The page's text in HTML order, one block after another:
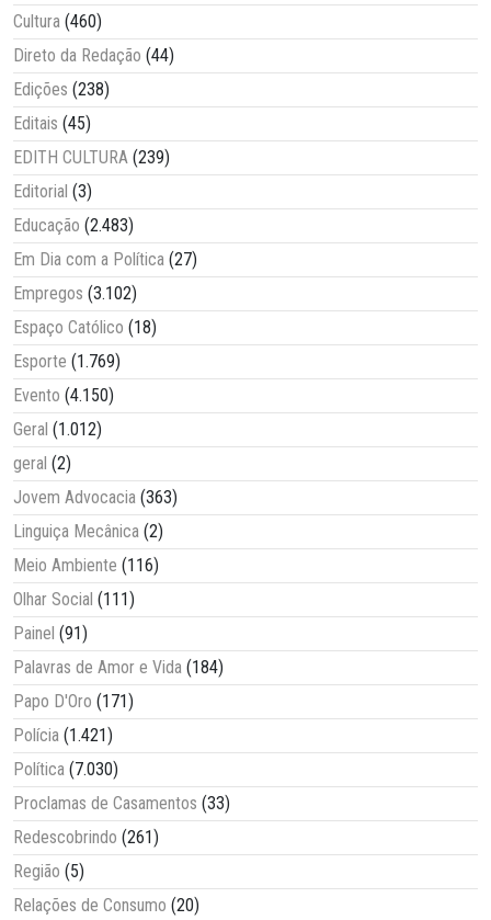
Cultura (460)
Direto da Redação (44)
Edições (238)
Editais (45)
EDITH CULTURA (239)
Editorial (3)
Educação (2.483)
Em Dia com a Política (27)
Empregos (3.102)
Espaço Católico (18)
Esporte (1.769)
Evento (4.150)
Geral (1.012)
geral (2)
Jovem Advocacia (363)
Linguiça Mecânica (2)
Meio Ambiente (116)
Olhar Social (111)
Painel (91)
Palavras de Amor e Vida (184)
Papo D'Oro (171)
Polícia (1.421)
Política (7.030)
Proclamas de Casamentos (33)
Redescobrindo (261)
Região (5)
Relações de Consumo (20)